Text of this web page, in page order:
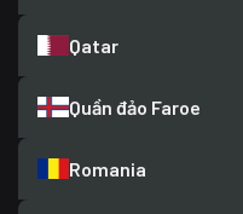
Qatar
Quần đảo Faroe
Romania